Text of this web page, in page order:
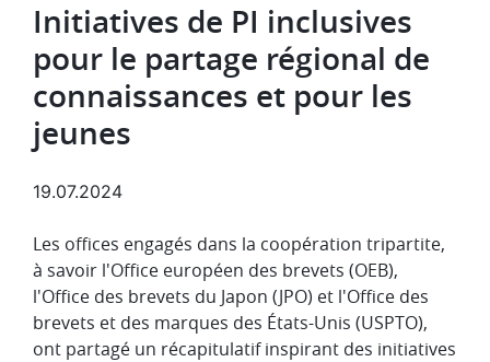
Initiatives de PI inclusives
pour le partage régional de
connaissances et pour les
jeunes
19.07.2024
Les offices engagés dans la coopération tripartite,
à savoir l'Office européen des brevets (OEB),
l'Office des brevets du Japon (JPO) et l'Office des
brevets et des marques des États-Unis (USPTO),
ont partagé un récapitulatif inspirant des initiatives